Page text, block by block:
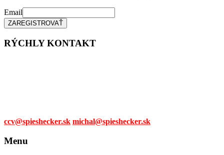
Email
RÝCHLY KONTAKT
ccv@spieshecker.sk michal@spieshecker.sk
Menu